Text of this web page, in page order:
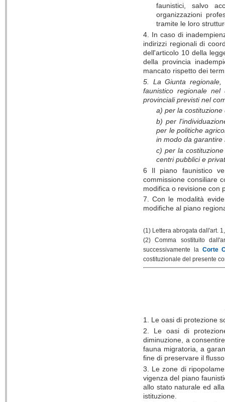
faunistici, salvo
organizzazioni
tramite le loro
4. In caso di
indirizzi regionali di
dell'articolo 10 della
della provincia
mancato rispetto dei
5. La Giunta
faunistico regionale
provinciali previsti nel
a) per la
b) per
per le politiche
in modo da
c) per la
centri pubblici e
6 Il piano faunistico
commissione consiliare
modifica o revisione con
7. Con le modalità
modifiche al piano
(1) Lettera abrogata dall'art.
(2) Comma sostituito
successivamente la Corte
costituzionale del presente
1. Le oasi di protezione
2. Le oasi di
diminuzione, a
fauna migratoria, a
fine di preservare il
3. Le zone di
vigenza del piano
allo stato naturale ed
istituzione.